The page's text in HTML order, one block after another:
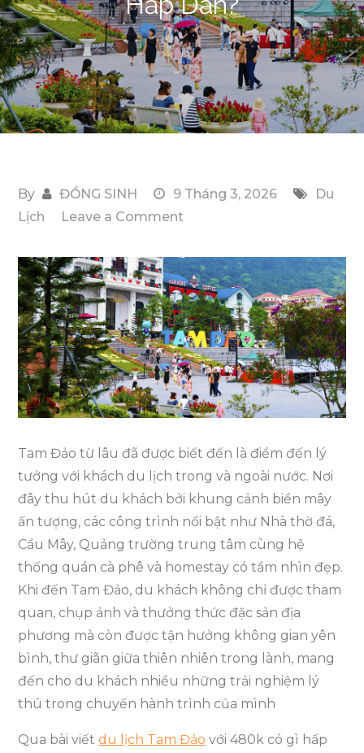
By ĐỒNG SINH 9 Tháng 3, 2026
Du
Lịch
Leave a Comment
Lịch
Tam
Đảo
Với
480k
Có
Gì
Hấp
Dẫn?
Tam Đảo từ lâu đã được biết đến là điểm đến lý
tưởng với khách du lịch trong và ngoài nước. Nơi
đây thu hút du khách bởi khung cảnh biển mây
ấn tượng, các công trình nổi bật như Nhà thờ đá,
Cầu Mây, Quảng trường trung tâm cùng hệ
thống quán cà phê và homestay có tầm nhìn đẹp.
Khi đến Tam Đảo, du khách không chỉ được tham
quan, chụp ảnh và thưởng thức đặc sản địa
phương mà còn được tận hưởng không gian yên
bình, thư giãn giữa thiên nhiên trong lành, mang
đến cho du khách nhiều những trải nghiệm lý
thú trong chuyến hành trình của mình
Qua bài viếtdu lịch Tam Đảo với 480k có gì hấp